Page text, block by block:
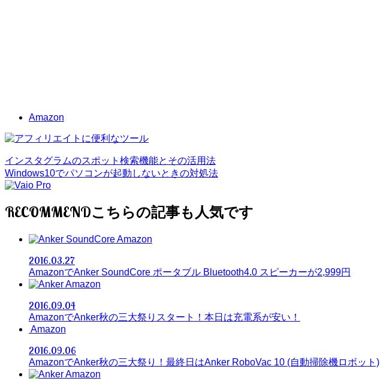
Amazon
インスタグラムのスポット検索機能とその活用法
Windows10でパソコンが起動しないときの対処法
RECOMMEND
Amazon
2016.03.27
AmazonでAnker SoundCore ポータブル Bluetooth4.0 スピーカーが2,999円
Amazon
2016.09.04
AmazonでAnker秋の三大祭りスタート！本日は充電系が安い！
Amazon
2016.09.06
AmazonでAnker秋の三大祭り！最終日はAnker RoboVac 10 (自動掃除機ロボット)
Amazon